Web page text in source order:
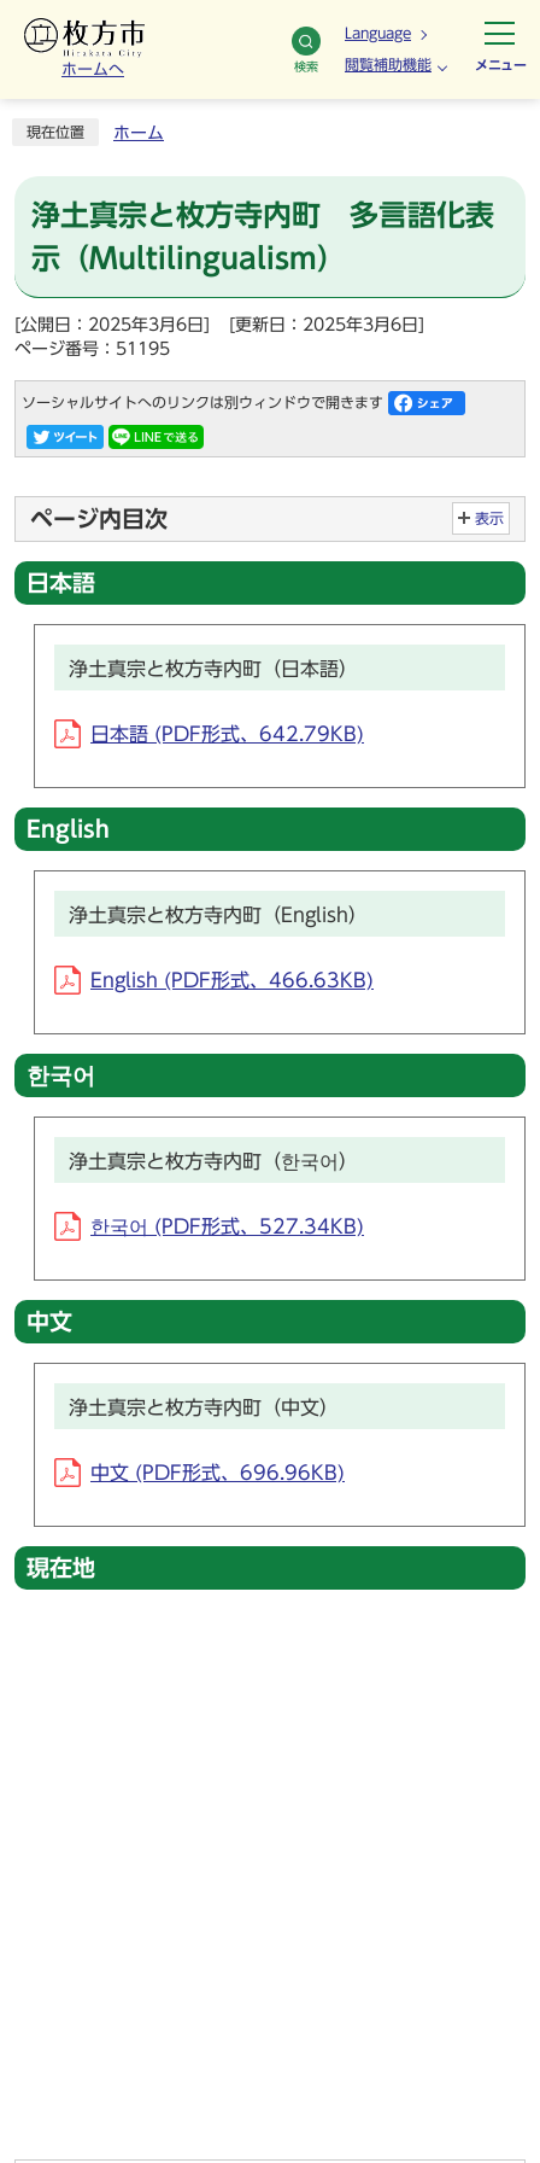
ホームへ 検索
Language
閲覧補助機能 メニュー
現在位置 ホーム
浄土真宗と枚方寺内町 多言語化表
示（Multilingualism）
[公開日：2025年3月6日]
[更新日：2025年3月6日]
ページ番号：51195
ソーシャルサイトへのリンクは別ウィンドウで開きます
ページ内目次 表示
日本語
浄土真宗と枚方寺内町（日本語）
日本語 (PDF形式、642.79KB)
English
浄土真宗と枚方寺内町（English）
English (PDF形式、466.63KB)
한국어
浄土真宗と枚方寺内町（한국어）
한국어 (PDF形式、527.34KB)
中文
浄土真宗と枚方寺内町（中文）
中文 (PDF形式、696.96KB)
現在地